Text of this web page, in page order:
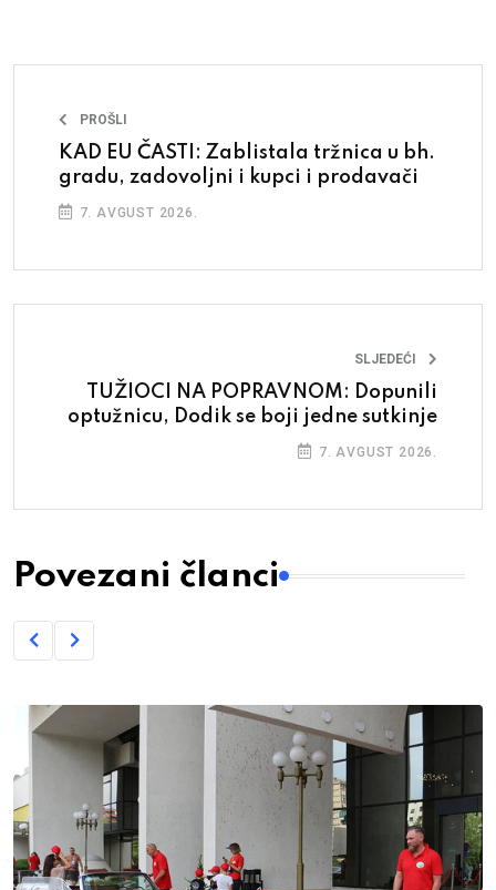
PROŠLI
KAD EU ČASTI: Zablistala tržnica u bh.
gradu, zadovoljni i kupci i prodavači
7. AVGUST 2026.
SLJEDEĆI
TUŽIOCI NA POPRAVNOM: Dopunili
optužnicu, Dodik se boji jedne sutkinje
7. AVGUST 2026.
Povezani članci